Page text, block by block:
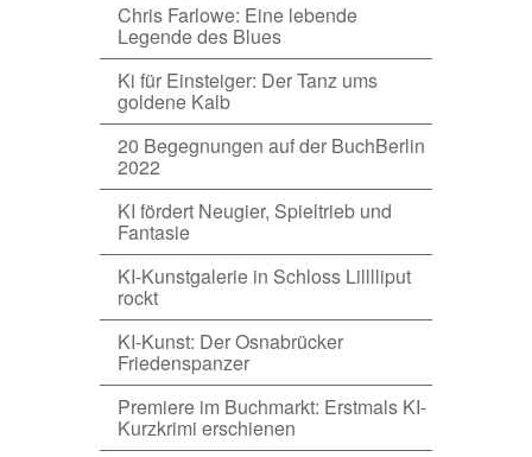
Chris Farlowe: Eine lebende
Legende des Blues
Ki für Einsteiger: Der Tanz ums
goldene Kalb
20 Begegnungen auf der BuchBerlin
2022
KI fördert Neugier, Spieltrieb und
Fantasie
KI-Kunstgalerie in Schloss Lilllliput
rockt
KI-Kunst: Der Osnabrücker
Friedenspanzer
Premiere im Buchmarkt: Erstmals KI-
Kurzkrimi erschienen